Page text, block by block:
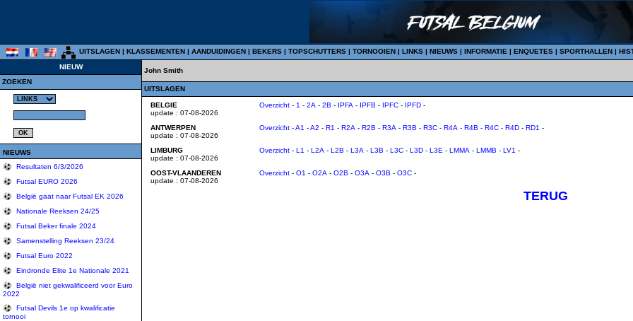
UITSLAGEN | KLASSEMENTEN | AANDUIDINGEN | BEKERS | TOPSCHUTTERS | TORNOOIEN | LINKS | NIEUWS | INFORMATIE | ENQUETES | SPORTHALLEN |
NIEUW
ZOEKEN
NIEUWS
Resultaten 6/3/2026
Futsal EURO 2026
België gaat naar Futsal EK 2026
Nationale Reeksen 24/25
Futsal Beker finale 2024
Samenstelling Reeksen 23/24
Futsal Euro 2022
Eindronde Elite 1e Nationale 2021
België niet gekwalificeerd voor Euro
2022
Futsal Devils 1e op kwalificatie
tornooi
John Smith
UITSLAGEN
BELGIE
update : 07-08-2026
Overzicht - 1 - 2A - 2B - IPFA - IPFB - IPFC - IPFD -
ANTWERPEN
update : 07-08-2026
Overzicht -A1 -A2 - R1 - R2A - R2B - R3A - R3B - R3C - R4A - R4B - R4C - R4D - RD1 -
LIMBURG
update : 07-08-2026
Overzicht - L1 - L2A - L2B - L3A - L3B - L3C - L3D - L3E - LMMA - LMMB - LV1 -
OOST-VLAANDEREN
update : 07-08-2026
Overzicht - O1 - O2A - O2B - O3A - O3B - O3C -
TERUG